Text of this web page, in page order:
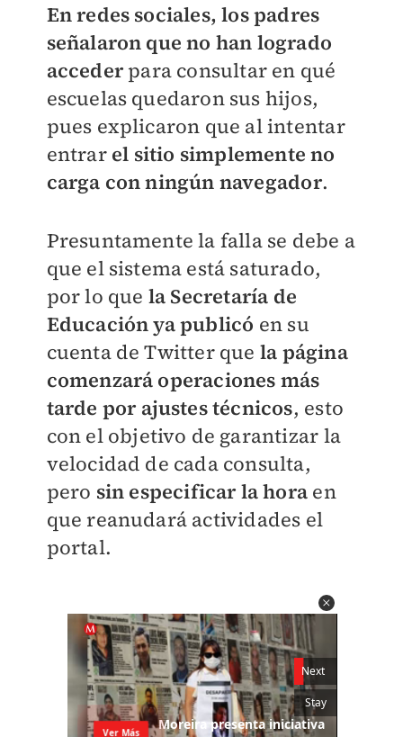
En redes sociales, los padres
señalaron que no han logrado
accederpara consultar en qué
escuelas quedaron sus hijos,
pues explicaron que al intentar
entrar el sitio simplemente no
carga con ningún navegador.
Presuntamente la falla se debe a
que el sistema está saturado,
por lo que la Secretaría de
Educación ya publicó en su
cuenta de Twitter que la página
comenzará operaciones más
tarde por ajustes técnicos, esto
con el objetivo de garantizar la
velocidad de cada consulta,
pero sin especificar la hora en
que reanudará actividades el
portal.